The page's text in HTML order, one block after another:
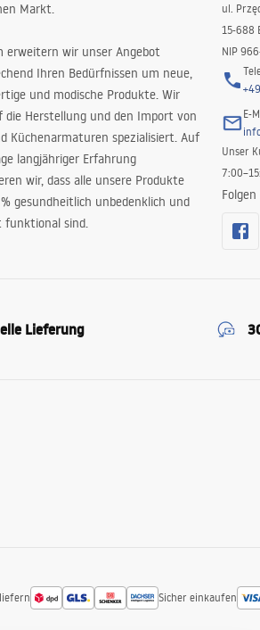
Markt.
erweitern wir unser Angebot
Ihren Bedürfnissen um neue,
und modische Produkte. Wir
die Herstellung und den Import von
Küchenarmaturen spezialisiert. Auf
langjähriger Erfahrung
wir, dass alle unsere Produkte
gesundheitlich unbedenklich und
funktional sind.
ul.
15-688
NIP
E-
Unser
Lieferung
Sicher einkaufen